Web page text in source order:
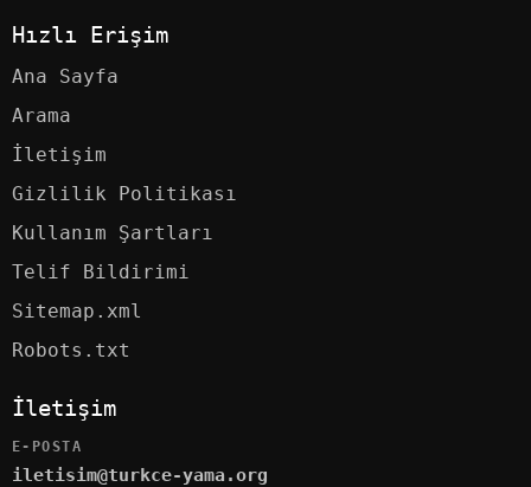
Hızlı Erişim
Ana Sayfa
Arama
İletişim
Gizlilik Politikası
Kullanım Şartları
Telif Bildirimi
Sitemap.xml
Robots.txt
İletişim
E-POSTA
iletisim@turkce-yama.org